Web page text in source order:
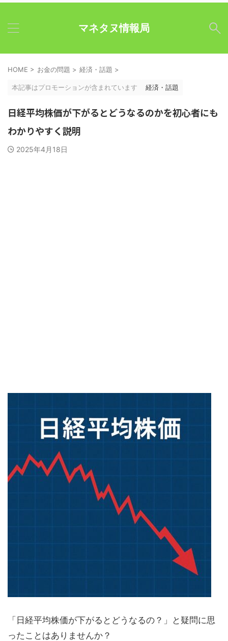
マネタヌ情報局
HOME > お金の問題 > 経済・話題 >
本記事はプロモーションが含まれています 経済・話題
日経平均株価が下がるとどうなるのかを初心者にも
わかりやすく説明
2025年4月18日
「日経平均株価が下がるとどうなるの？」と疑問に思
ったことはありませんか？